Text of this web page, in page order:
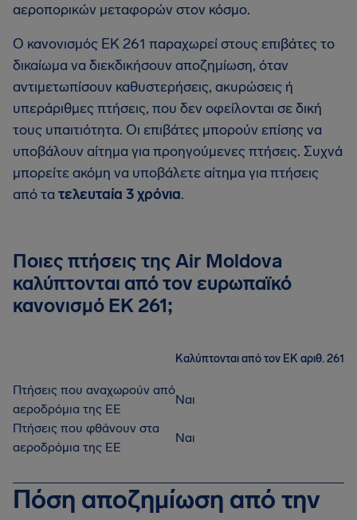
αεροπορικών μεταφορών στον κόσμο.
Ο κανονισμός EΚ 261 παραχωρεί στους επιβάτες το
δικαίωμα να διεκδικήσουν αποζημίωση, όταν
αντιμετωπίσουν καθυστερήσεις, ακυρώσεις ή
υπεράριθμες πτήσεις, που δεν οφείλονται σε δική
τους υπαιτιότητα. Οι επιβάτες μπορούν επίσης να
υποβάλουν αίτημα για προηγούμενες πτήσεις. Συχνά
μπορείτε ακόμη να υποβάλετε αίτημα για πτήσεις
από τα τελευταία 3 χρόνια.
Ποιες πτήσεις της Air Moldova
καλύπτονται από τον ευρωπαϊκό
κανονισμό ΕΚ 261;
Καλύπτονται από τον ΕΚ αριθ. 261
Πτήσεις που αναχωρούν από
αεροδρόμια της ΕΕ
Ναι
Πτήσεις που φθάνουν στα
αεροδρόμια της ΕΕ
Ναι
Πόση αποζημίωση από την